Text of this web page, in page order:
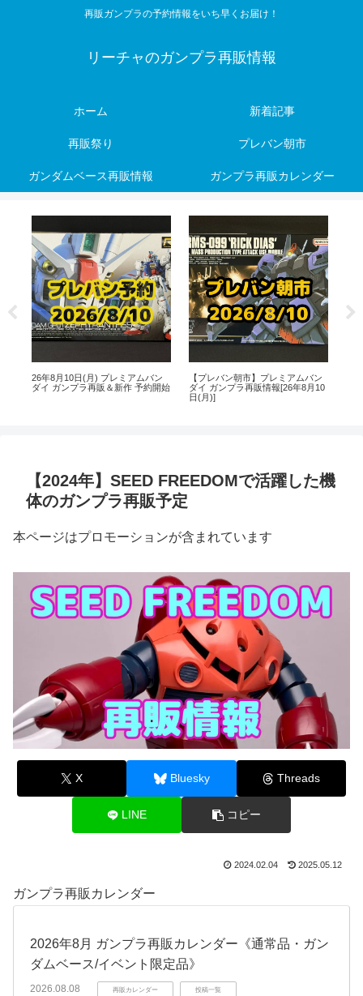
再販ガンプラの予約情報をいち早くお届け！
リーチャのガンプラ再販情報
ホーム 新着記事
再販祭り プレバン朝市
ガンダムベース再販情報 ガンプラ再販カレンダー
26年8月10日(月) プレミアムバン
ダイ ガンプラ再販＆新作 予約開始
【プレバン朝市】プレミアムバン
ダイ ガンプラ再販情報[26年8月10
日(月)]
【2024年】SEED FREEDOMで活躍した機
体のガンプラ再販予定
本ページはプロモーションが含まれています
X Bluesky Threads
LINE コピー
2024.02.04 2025.05.12
ガンプラ再販カレンダー
2026年8月 ガンプラ再販カレンダー《通常品・ガン
ダムベース/イベント限定品》
2026.08.08 再販カレンダー 投稿一覧